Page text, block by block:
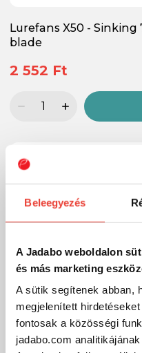
Beleegyezés
A Jadabo weboldalon
és más marketing
A sütik segítenek abban,
megjelenített
fontosak a közösségi
jadabo.com
Lurefans X50 - Sinking
blade
2 552 Ft
-20%